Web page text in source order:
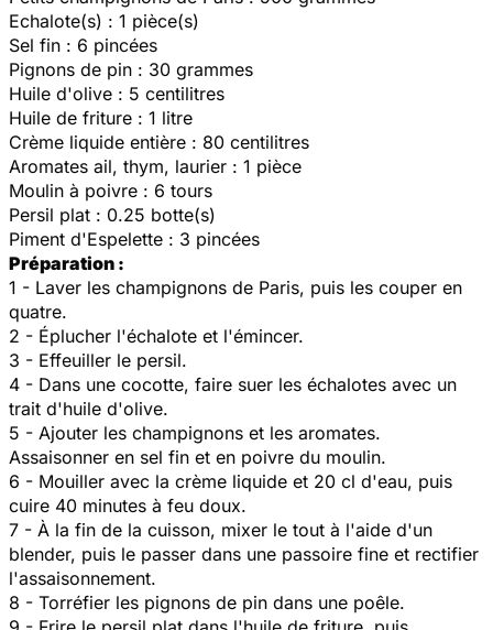
Echalote(s) : 1 pièce(s)
Sel fin : 6 pincées
Pignons de pin : 30 grammes
Huile d'olive : 5 centilitres
Huile de friture : 1 litre
Crème liquide entière : 80 centilitres
Aromates ail, thym, laurier : 1 pièce
Moulin à poivre : 6 tours
Persil plat : 0.25 botte(s)
Piment d'Espelette : 3 pincées
Préparation :
1 - Laver les champignons de Paris, puis les couper en
quatre.
2 - Éplucher l'échalote et l'émincer.
3 - Effeuiller le persil.
4 - Dans une cocotte, faire suer les échalotes avec un
trait d'huile d'olive.
5 - Ajouter les champignons et les aromates.
Assaisonner en sel fin et en poivre du moulin.
6 - Mouiller avec la crème liquide et 20 cl d'eau, puis
cuire 40 minutes à feu doux.
7 - À la fin de la cuisson, mixer le tout à l'aide d'un
blender, puis le passer dans une passoire fine et rectifier
l'assaisonnement.
8 - Torréfier les pignons de pin dans une poêle.